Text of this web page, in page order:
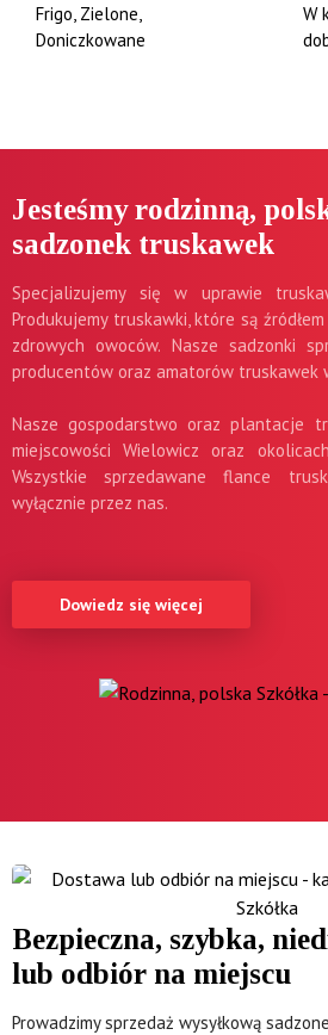
Frigo, Zielone,
Doniczkowane
W
Jesteśmy rodzinną,
sadzonek truskawek
Specjalizujemy się w uprawie
Produkujemy truskawki, które są
zdrowych owoców. Nasze sadzonki
producentów oraz amatorów truskawek
Nasze gospodarstwo oraz plantacje
miejscowości Wielowicz oraz
Wszystkie sprzedawane flance
wyłącznie przez nas.
Dowiedz się więcej
Bezpieczna, szybka,
lub odbiór na miejscu
Prowadzimy sprzedaż wysyłkową